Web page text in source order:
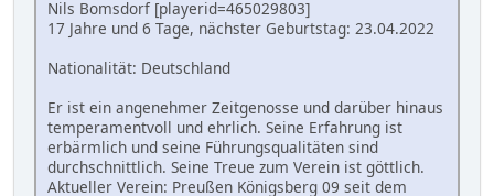
Nils Bomsdorf [playerid=465029803]
17 Jahre und 6 Tage, nächster Geburtstag: 23.04.2022
Nationalität: Deutschland
Er ist ein angenehmer Zeitgenosse und darüber hinaus
temperamentvoll und ehrlich. Seine Erfahrung ist
erbärmlich und seine Führungsqualitäten sind
durchschnittlich. Seine Treue zum Verein ist göttlich.
Aktueller Verein: Preußen Königsberg 09 seit dem